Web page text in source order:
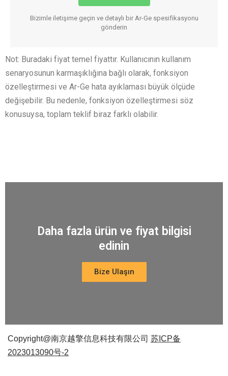
Bizimle iletişime geçin ve detaylı bir Ar-Ge spesifikasyonu
gönderin
Not: Buradaki fiyat temel fiyattır. Kullanıcının kullanım
senaryosunun karmaşıklığına bağlı olarak, fonksiyon
özelleştirmesi ve Ar-Ge hata ayıklaması büyük ölçüde
değişebilir. Bu nedenle, fonksiyon özelleştirmesi söz
konusuysa, toplam teklif biraz farklı olabilir.
Daha fazla ürün ve fiyat bilgisi
edinin
Bize Ulaşın
Copyright@南京越擎信息科技有限公司 苏ICP备
2023013090号-2